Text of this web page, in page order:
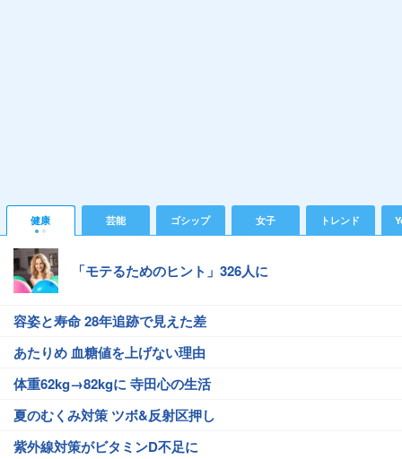
健康 芸能 ゴシップ 女子 トレンド
「モテるためのヒント」326人に
容姿と寿命 28年追跡で見えた差
あたりめ 血糖値を上げない理由
体重62kg→82kgに 寺田心の生活
夏のむくみ対策 ツボ&反射区押し
紫外線対策がビタミンD不足に